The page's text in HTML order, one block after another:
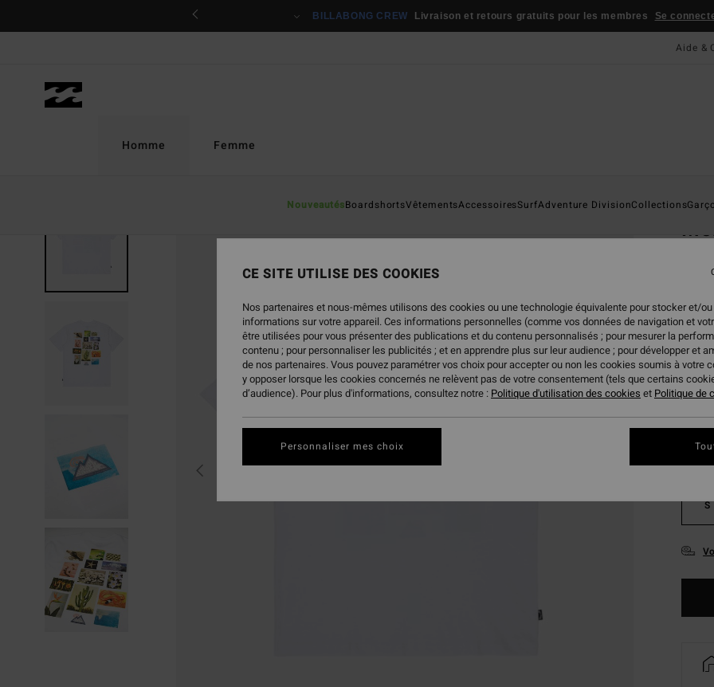
BILLABONG CREW Livraison et retours gratuits pour les membres Se
Aide &
Homme
NouveautésBoardshortsVêtementsAccessoiresSurfAdventure DivisionCollections
Femme
T-
BONS
S
CE SITE UTILISE DES COOKIES
Nos partenaires et nous-mêmes utilisons des cookies ou une technologie équivalente pour stocker et/
informations sur votre appareil. Ces informations personnelles (comme vos données de navigation et
être utilisées pour vous présenter des publications et du contenu personnalisés ; pour mesurer la
contenu ; pour personnaliser les publicités ; et en apprendre plus sur leur audience ; pour développer et
de nos partenaires. Vous pouvez paramétrer vos choix pour accepter ou non les cookies soumis à votre
y opposer lorsque les cookies concernés ne relèvent pas de votre consentement (tels que certains
d’audience). Pour plus d'informations, consultez notre : Politique d'utilisation des cookies et Politique de
Personnaliser mes choix